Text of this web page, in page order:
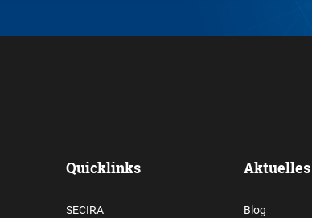
Quicklinks
SECIRA
Aktuelles
Blog